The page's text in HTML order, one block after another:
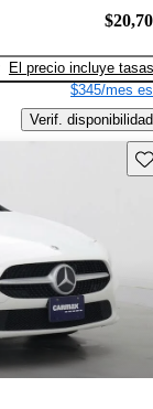
El precio incluye tasas
$345/mes
Verif. disponibilidad